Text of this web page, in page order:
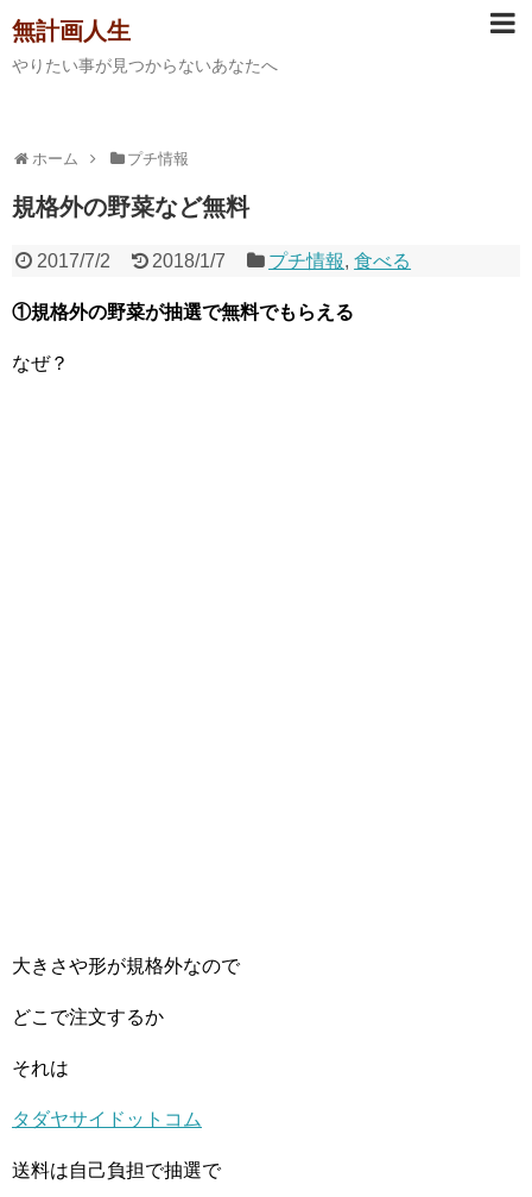
無計画人生
やりたい事が見つからないあなたへ
ホーム プチ情報
規格外の野菜など無料
2017/7/2 2018/1/7 プチ情報,食べる
①規格外の野菜が抽選で無料でもらえる
なぜ？
大きさや形が規格外なので
どこで注文するか
それは
タダヤサイドットコム
送料は自己負担で抽選で